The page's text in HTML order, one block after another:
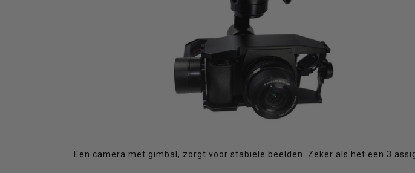
Een camera met gimbal, zorgt voor stabiele beelden. Zeker als het een 3